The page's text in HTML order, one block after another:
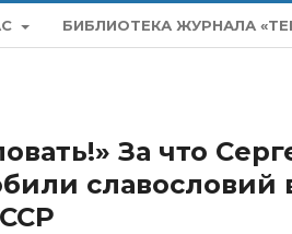
БИБЛИОТЕКА ЖУРНАЛА
За что
славословий